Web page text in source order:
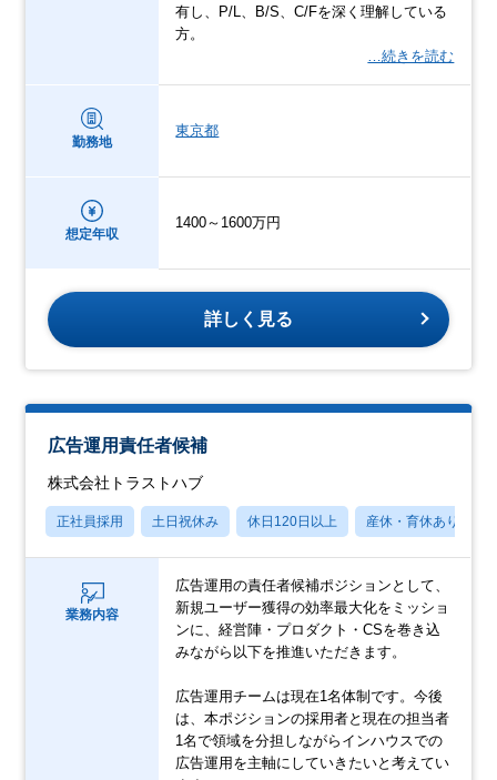
有し、P/L、B/S、C/Fを深く理解している
方。
…続きを読む
勤務地
東京都
想定年収
1400～1600万円
詳しく見る
広告運用責任者候補
株式会社トラストハブ
正社員採用 土日祝休み 休日120日以上 産休・育休あり
業務内容
広告運用の責任者候補ポジションとして、
新規ユーザー獲得の効率最大化をミッショ
ンに、経営陣・プロダクト・CSを巻き込
みながら以下を推進いただきます。
広告運用チームは現在1名体制です。今後
は、本ポジションの採用者と現在の担当者
1名で領域を分担しながらインハウスでの
広告運用を主軸にしていきたいと考えてい